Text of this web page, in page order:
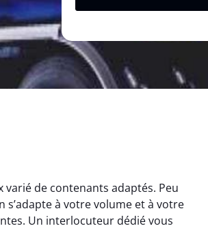
varié de contenants adaptés. Peu
à votre volume et à votre
Un interlocuteur dédié vous